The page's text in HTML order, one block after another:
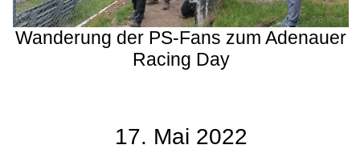
Wanderung der PS-Fans zum Adenauer
Racing Day
17. Mai 2022